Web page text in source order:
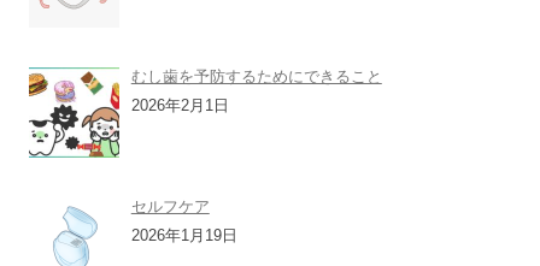
むし歯を予防するためにできること
2026年2月1日
セルフケア
2026年1月19日